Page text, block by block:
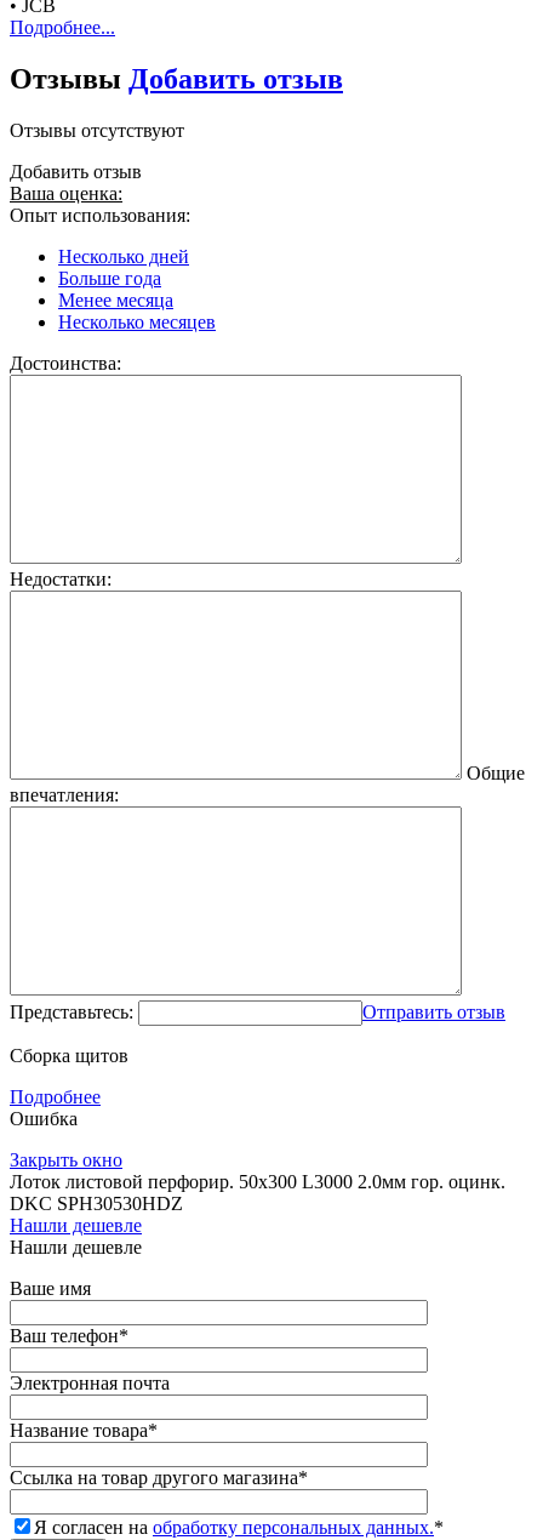
• JCB
Подробнее...
Отзывы Добавить отзыв
Отзывы отсутствуют
Добавить отзыв
Ваша оценка:
Опыт использования:
Несколько дней
Больше года
Менее месяца
Несколько месяцев
Достоинства:
Недостатки:
Общие
впечатления:
Представьтесь: Отправить отзыв
Сборка щитов
Подробнее
Ошибка
Закрыть окно
Лоток листовой перфорир. 50х300 L3000 2.0мм гор. оцинк.
DKC SPH30530HDZ
Нашли дешевле
Нашли дешевле
Ваше имя
Ваш телефон*
Электронная почта
Название товара*
Ссылка на товар другого магазина*
Я согласен на обработку персональных данных.*